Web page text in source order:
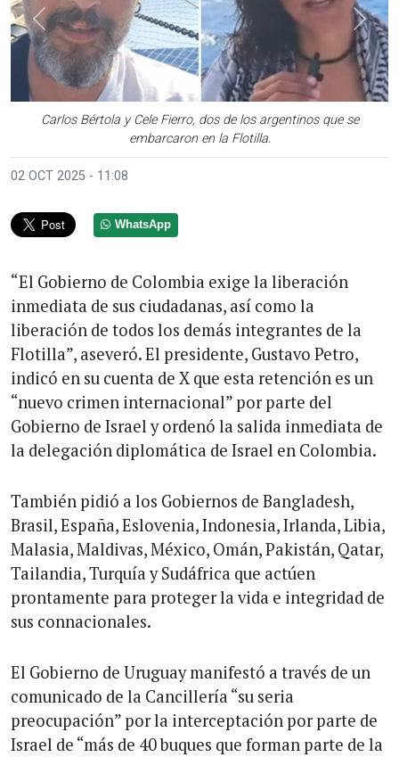
Carlos Bértola y Cele Fierro, dos de los argentinos que se
embarcaron en la Flotilla.
Anterior
02 OCT 2025 - 11:08
WhatsApp
“El Gobierno de Colombia exige la liberación
inmediata de sus ciudadanas, así como la
liberación de todos los demás integrantes de la
Flotilla”, aseveró. El presidente, Gustavo Petro,
indicó en su cuenta de X que esta retención es un
“nuevo crimen internacional” por parte del
Gobierno de Israel y ordenó la salida inmediata de
la delegación diplomática de Israel en Colombia.
También pidió a los Gobiernos de Bangladesh,
Brasil, España, Eslovenia, Indonesia, Irlanda, Libia,
Malasia, Maldivas, México, Omán, Pakistán, Qatar,
Tailandia, Turquía y Sudáfrica que actúen
prontamente para proteger la vida e integridad de
sus connacionales.
El Gobierno de Uruguay manifestó a través de un
comunicado de la Cancillería “su seria
preocupación” por la interceptación por parte de
Israel de “más de 40 buques que forman parte de la